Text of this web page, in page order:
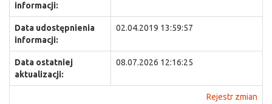
informacji:
Data udostępnienia
informacji:
02.04.2019 13:59:57
Data ostatniej
aktualizacji:
08.07.2026 12:16:25
Rejestr zmian